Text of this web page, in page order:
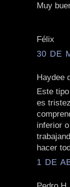
Muy
Félix
30 DE
Haydee
Este
es
inferior
hacer
1 DE